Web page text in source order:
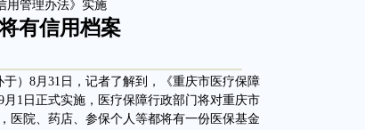
用管理办法》实施
有信用档案
8月31日，记者了解到，《重庆市医疗保障
1日正式实施，医疗保障行政部门将对重庆市
医院、药店、参保个人等都将有一份医保基金